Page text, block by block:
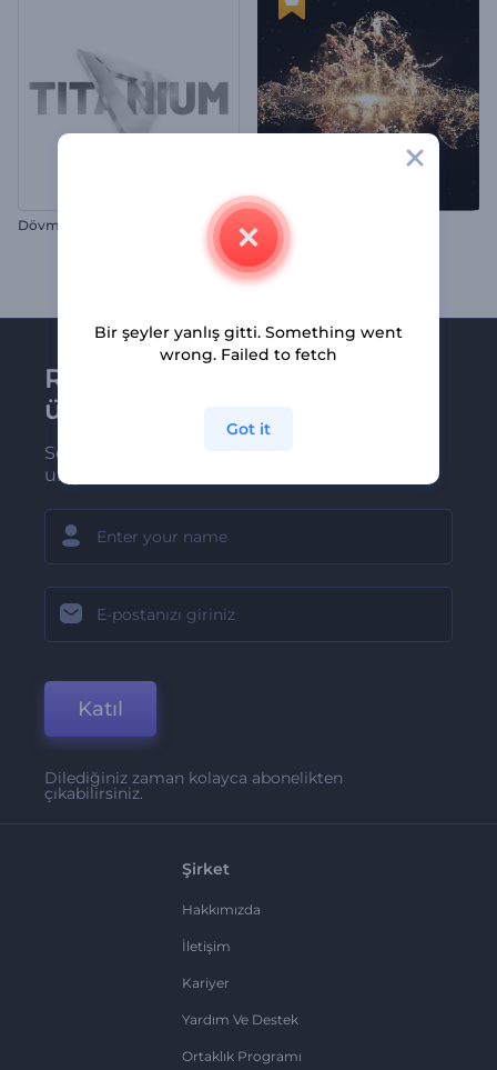
Dövme Titanyum İntro Lüks Altın Parçacıklar İntro
Renderforest bültenine
üye olun
Son haber ve tekliflerimiz ilk olarak size
ulaşsın
Katıl
Dilediğiniz zaman kolayca abonelikten
çıkabilirsiniz.
Şirket
Hakkımızda
İletişim
Kariyer
Yardım Ve Destek
Ortaklık Programı
Bir şeyler yanlış gitti. Something went
wrong. Failed to fetch
Got it